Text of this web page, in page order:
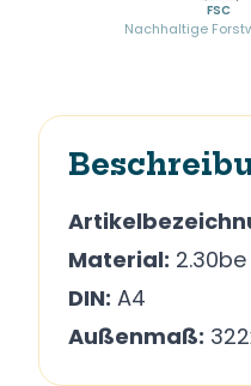
FSC
Nachhaltige
Material: 2.30be
DIN: A4
Außenmaß: